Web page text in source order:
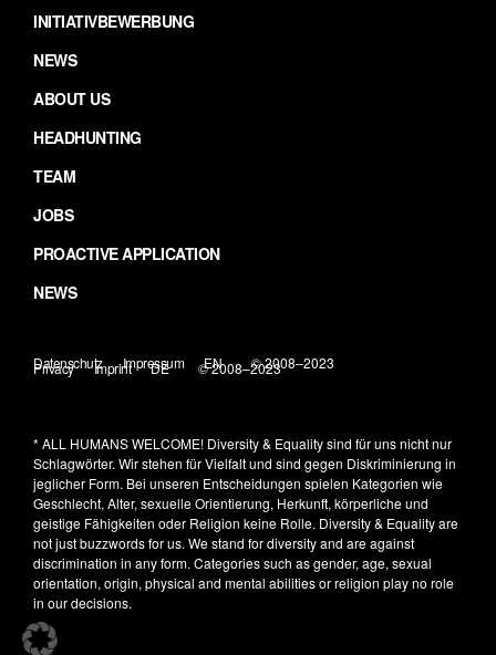
INITIATIVBEWERBUNG
NEWS
ABOUT US
HEADHUNTING
TEAM
JOBS
PROACTIVE APPLICATION
NEWS
Datenschutz Impressum EN © 2008–2023
Privacy Imprint DE © 2008–2023
* ALL HUMANS WELCOME! Diversity & Equality sind für uns nicht nur
Schlagwörter. Wir stehen für Vielfalt und sind gegen Diskriminierung in
jeglicher Form. Bei unseren Entscheidungen spielen Kategorien wie
Geschlecht, Alter, sexuelle Orientierung, Herkunft, körperliche und
geistige Fähigkeiten oder Religion keine Rolle. Diversity & Equality are
not just buzzwords for us. We stand for diversity and are against
discrimination in any form. Categories such as gender, age, sexual
orientation, origin, physical and mental abilities or religion play no role
in our decisions.